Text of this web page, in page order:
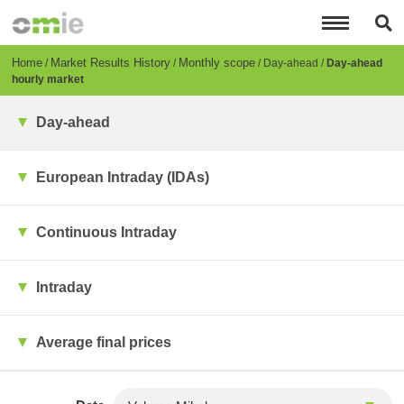
content
Breadcrumb
Home Market Results History Monthly scope Day-ahead Day-ahead
hourly market
Day-ahead
European Intraday (IDAs)
Continuous Intraday
Intraday
Average final prices